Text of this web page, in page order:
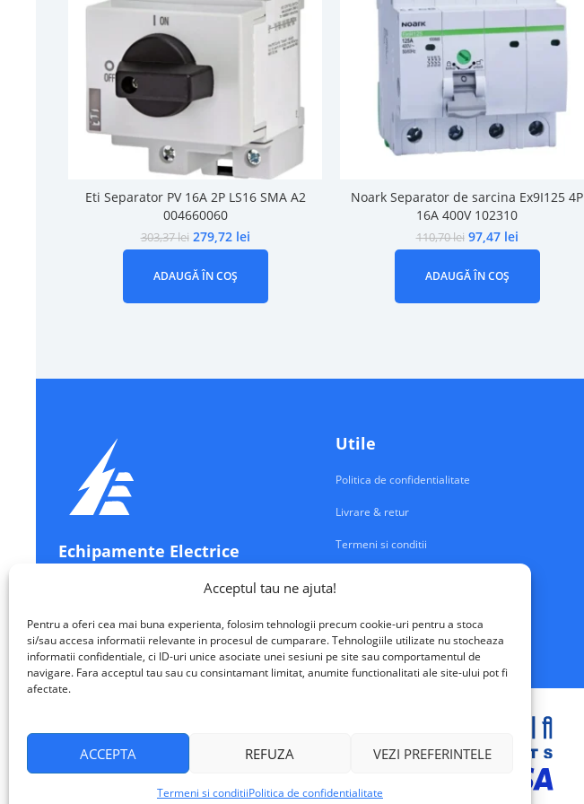
Acceptul tau ne ajuta!
Pentru a oferi cea mai buna experienta, folosim tehnologii precum cookie-uri pentru a stoca
si/sau accesa informatii relevante in procesul de cumparare. Tehnologiile utilizate nu stocheaza
informatii confidentiale, ci ID-uri unice asociate unei sesiuni pe site sau comportamentul de
navigare. Fara acceptul tau sau cu consintamant limitat, anumite functionalitati ale site-ului pot fi
afectate.
ACCEPTA REFUZA VEZI PREFERINTELE
Termeni si conditiiPolitica de confidentialitate
Eti Separator PV 16A 2P LS16 SMA A2
004660060
303,37lei 279,72 lei
ADAUGĂ ÎN COȘ
Noark Separator de sarcina Ex9I125 4P
16A 400V 102310
110,70lei 97,47 lei
ADAUGĂ ÎN COȘ
Echipamente Electrice
VALM ELECTRICAL SOLUTIONS SRL
Utile
Politica de confidentialitate
Livrare & retur
Termeni si conditii
VALM Electrical Solutions © 2026